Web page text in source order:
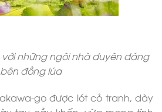
với những ngôi nhà duyên dáng
bên đồng lúa
go được lót cỏ tranh, dày